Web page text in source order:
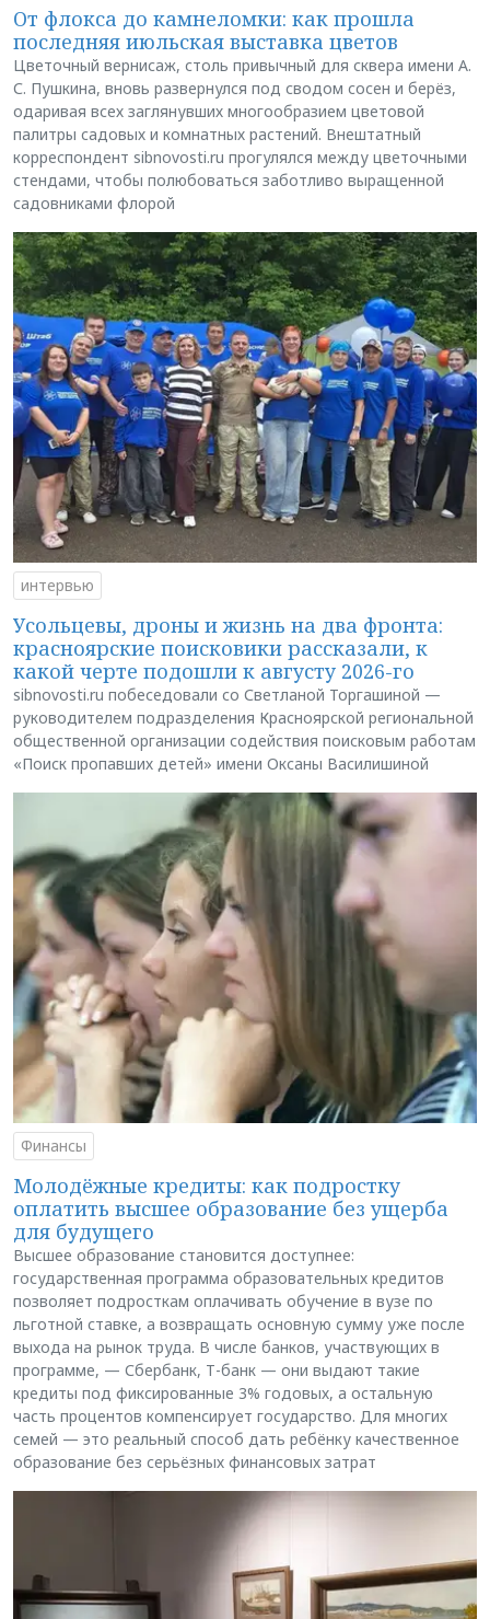
От флокса до камнеломки: как прошла
последняя июльская выставка цветов
Цветочный вернисаж, столь привычный для сквера имени А.
С. Пушкина, вновь развернулся под сводом сосен и берёз,
одаривая всех заглянувших многообразием цветовой
палитры садовых и комнатных растений. Внештатный
корреспондент sibnovosti.ru прогулялся между цветочными
стендами, чтобы полюбоваться заботливо выращенной
садовниками флорой
интервью
Усольцевы, дроны и жизнь на два фронта:
красноярские поисковики рассказали, к
какой черте подошли к августу 2026-го
sibnovosti.ru побеседовали со Светланой Торгашиной —
руководителем подразделения Красноярской региональной
общественной организации содействия поисковым работам
«Поиск пропавших детей» имени Оксаны Василишиной
Финансы
Молодёжные кредиты: как подростку
оплатить высшее образование без ущерба
для будущего
Высшее образование становится доступнее:
государственная программа образовательных кредитов
позволяет подросткам оплачивать обучение в вузе по
льготной ставке, а возвращать основную сумму уже после
выхода на рынок труда. В числе банков, участвующих в
программе, — Сбербанк, Т-банк — они выдают такие
кредиты под фиксированные 3% годовых, а остальную
часть процентов компенсирует государство. Для многих
семей — это реальный способ дать ребёнку качественное
образование без серьёзных финансовых затрат